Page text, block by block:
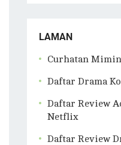
LAMAN
Curhatan
Daftar Drama
Daftar Review
Netflix
Daftar Review